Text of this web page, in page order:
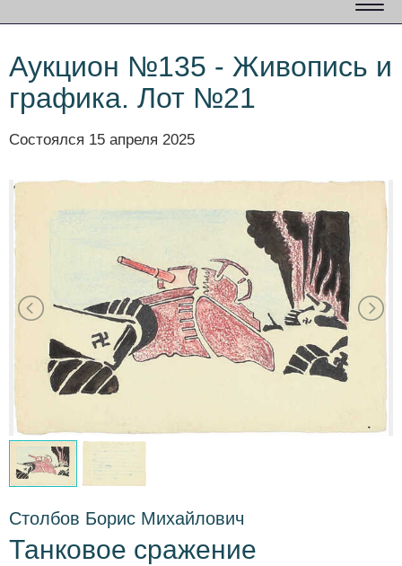
Аукцион №135 - Живопись и
графика. Лот №21
Состоялся 15 апреля 2025
Столбов Борис Михайлович
Танковое сражение